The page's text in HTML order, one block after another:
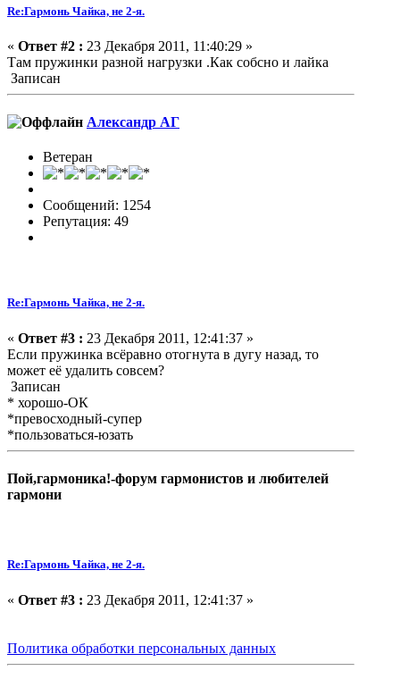
Re:Гармонь Чайка, не 2-я.
« Ответ #2 : 23 Декабря 2011, 11:40:29 »
Там пружинки разной нагрузки .Как собсно и лайка
Записан
Александр АГ
Ветеран
Сообщений: 1254
Репутация: 49
Re:Гармонь Чайка, не 2-я.
« Ответ #3 : 23 Декабря 2011, 12:41:37 »
Если пружинка всёравно отогнута в дугу назад, то
может её удалить совсем?
Записан
* хорошо-ОК
*превосходный-супер
*пользоваться-юзать
Пой,гармоника!-форум гармонистов и любителей
гармони
Re:Гармонь Чайка, не 2-я.
« Ответ #3 : 23 Декабря 2011, 12:41:37 »
Политика обработки персональных данных